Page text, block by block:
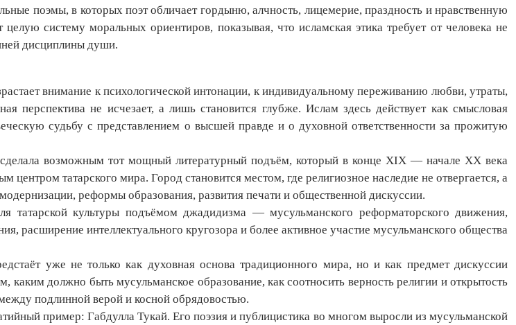
поэмы, в которых поэт обличает гордыню, алчность, лицемерие, праздность и нравственную
систему моральных ориентиров, показывая, что исламская этика требует от человека не
дисциплины души.
внимание к психологической интонации, к индивидуальному переживанию любви, утраты,
перспектива не исчезает, а лишь становится глубже. Ислам здесь действует как смысловая
судьбу с представлением о высшей правде и о духовной ответственности за прожитую
сделала возможным тот мощный литературный подъём, который в конце XIX — начале XX века
центром татарского мира. Город становится местом, где религиозное наследие не отвергается, а
реформы образования, развития печати и общественной дискуссии.
татарской культуры подъёмом джадидизма — мусульманского реформаторского движения,
расширение интеллектуального кругозора и более активное участие мусульманского общества
уже не только как духовная основа традиционного мира, но и как предмет дискуссии
должно быть мусульманское образование, как соотносить верность религии и открытость
подлинной верой и косной обрядовостью.
пример: Габдулла Тукай. Его поэзия и публицистика во многом выросли из мусульманской